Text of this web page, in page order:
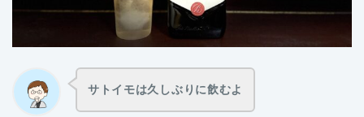
サトイモは久しぶりに飲むよ